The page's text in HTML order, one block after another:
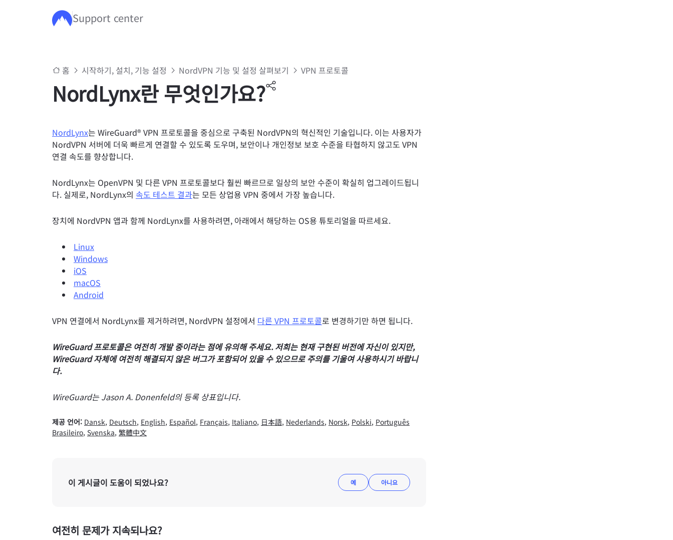
주요 콘텐츠로 건너뛰기
Support center
홈 시작하기, 설치, 기능 설정 NordVPN 기능 및 설정 살펴보기 VPN 프로토콜
NordLynx란 무엇인가요?
NordLynx는 WireGuard® VPN 프로토콜을 중심으로 구축된 NordVPN의 혁신적인 기술입니다. 이는 사용자가
NordVPN 서버에 더욱 빠르게 연결할 수 있도록 도우며, 보안이나 개인정보 보호 수준을 타협하지 않고도 VPN
연결 속도를 향상합니다.
NordLynx는 OpenVPN 및 다른 VPN 프로토콜보다 훨씬 빠르므로 일상의 보안 수준이 확실히 업그레이드됩니
다. 실제로, NordLynx의 속도 테스트 결과는 모든 상업용 VPN 중에서 가장 높습니다.
장치에 NordVPN 앱과 함께 NordLynx를 사용하려면, 아래에서 해당하는 OS용 튜토리얼을 따르세요.
Linux
Windows
iOS
macOS
Android
VPN 연결에서 NordLynx를 제거하려면, NordVPN 설정에서 다른 VPN 프로토콜로 변경하기만 하면 됩니다.
WireGuard 프로토콜은 여전히 개발 중이라는 점에 유의해 주세요. 저희는 현재 구현된 버전에 자신이 있지만,
WireGuard 자체에 여전히 해결되지 않은 버그가 포함되어 있을 수 있으므로 주의를 기울여 사용하시기 바랍니
다.
WireGuard는 Jason A. Donenfeld의 등록 상표입니다.
제공 언어: Dansk, Deutsch, English, Español, Français, Italiano, 日本語, Nederlands, Norsk, Polski, Português
Brasileiro, Svenska, 繁體中文
이 게시글이 도움이 되었나요? 예 아니요
여전히 문제가 지속되나요?